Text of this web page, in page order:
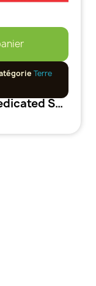
Terre
Schéma culture Dedicated SuperMix BioNova